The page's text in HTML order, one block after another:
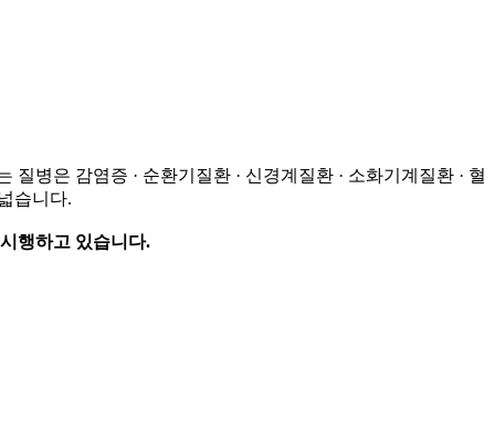
병은 감염증 · 순환기질환 · 신경계질환 · 소화기계질환 · 혈
습니다.
행하고 있습니다.